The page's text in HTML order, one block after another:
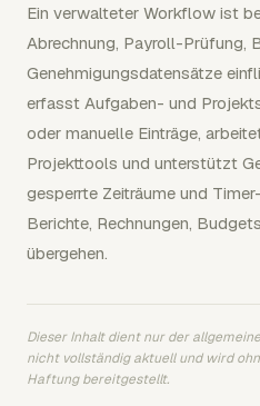
Ein verwalteter Workflow ist
Abrechnung, Payroll-Prüfung,
Genehmigungsdatensätze
erfasst Aufgaben- und
oder manuelle Einträge,
Projekttools und unterstützt
gesperrte Zeiträume und
Berichte, Rechnungen,
übergehen.
Dieser Inhalt dient nur der
nicht vollständig aktuell und wird
Haftung bereitgestellt.